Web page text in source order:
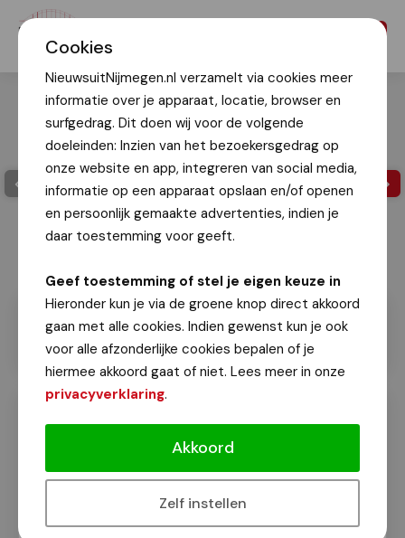
Cookies
NieuwsuitNijmegen.nl verzamelt via cookies meer
informatie over je apparaat, locatie, browser en
surfgedrag. Dit doen wij voor de volgende
doeleinden: Inzien van het bezoekersgedrag op
onze website en app, integreren van social media,
informatie op een apparaat opslaan en/of openen
en persoonlijk gemaakte advertenties, indien je
daar toestemming voor geeft.
Geef toestemming of stel je eigen keuze in
Hieronder kun je via de groene knop direct akkoord
gaan met alle cookies. Indien gewenst kun je ook
voor alle afzonderlijke cookies bepalen of je
hiermee akkoord gaat of niet. Lees meer in onze
privacyverklaring.
Akkoord
Zelf instellen
NEC met 1-2 onderuit tegen GA
Eagles in Play Offs!
NEC
Fotograaf Broer van den Boom - Tekst John
Vrolijks